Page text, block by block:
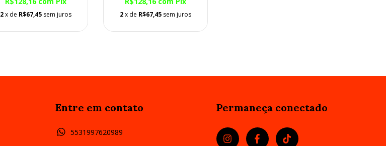
2x de R$67,45 sem juros 2x de R$67,45 sem juros
Entre em contato
5531997620989
Permaneça conectado